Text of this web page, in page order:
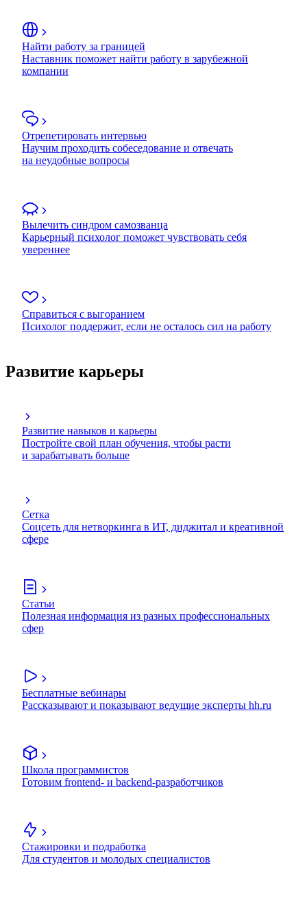
Найти работу за границей
Наставник поможет найти работу в зарубежной
компании
Отрепетировать интервью
Научим проходить собеседование и отвечать
на неудобные вопросы
Вылечить синдром самозванца
Карьерный психолог поможет чувствовать себя
увереннее
Справиться с выгоранием
Психолог поддержит, если не осталось сил на работу
Развитие карьеры
Развитие навыков и карьеры
Постройте свой план обучения, чтобы расти
и зарабатывать больше
Сетка
Соцсеть для нетворкинга в ИТ, диджитал и креативной
сфере
Статьи
Полезная информация из разных профессиональных
сфер
Бесплатные вебинары
Рассказывают и показывают ведущие эксперты hh.ru
Школа программистов
Готовим frontend- и backend-разработчиков
Стажировки и подработка
Для студентов и молодых специалистов